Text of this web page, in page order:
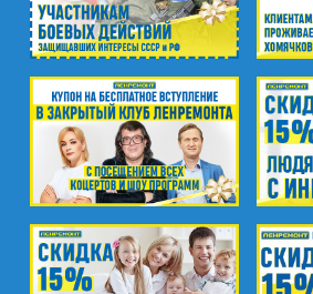
Промзона Мягловская,
муниципальный район,
область, ​Круговая
м.
ул.